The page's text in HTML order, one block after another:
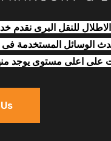
للنقل البرى نقدم
الوسائل المستخدمة فى
على اعلى مستوى يوجد